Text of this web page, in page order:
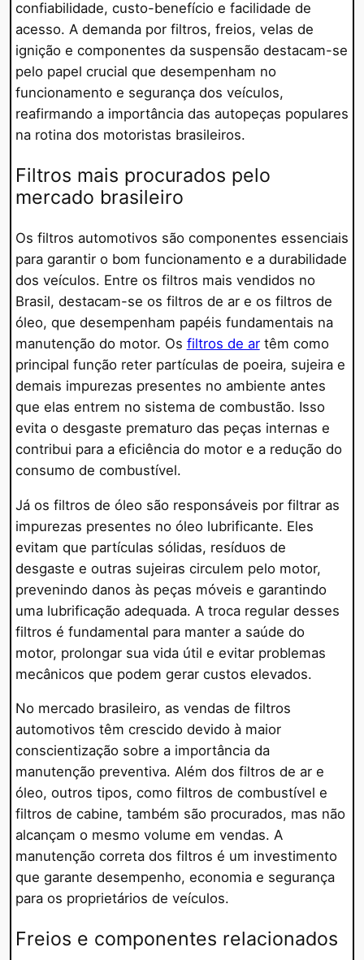
confiabilidade, custo-benefício e facilidade de
acesso. A demanda por filtros, freios, velas de
ignição e componentes da suspensão destacam-se
pelo papel crucial que desempenham no
funcionamento e segurança dos veículos,
reafirmando a importância das autopeças populares
na rotina dos motoristas brasileiros.
Filtros mais procurados pelo
mercado brasileiro
Os filtros automotivos são componentes essenciais
para garantir o bom funcionamento e a durabilidade
dos veículos. Entre os filtros mais vendidos no
Brasil, destacam-se os filtros de ar e os filtros de
óleo, que desempenham papéis fundamentais na
manutenção do motor. Os filtros de artêm como
principal função reter partículas de poeira, sujeira e
demais impurezas presentes no ambiente antes
que elas entrem no sistema de combustão. Isso
evita o desgaste prematuro das peças internas e
contribui para a eficiência do motor e a redução do
consumo de combustível.
Já os filtros de óleo são responsáveis por filtrar as
impurezas presentes no óleo lubrificante. Eles
evitam que partículas sólidas, resíduos de
desgaste e outras sujeiras circulem pelo motor,
prevenindo danos às peças móveis e garantindo
uma lubrificação adequada. A troca regular desses
filtros é fundamental para manter a saúde do
motor, prolongar sua vida útil e evitar problemas
mecânicos que podem gerar custos elevados.
No mercado brasileiro, as vendas de filtros
automotivos têm crescido devido à maior
conscientização sobre a importância da
manutenção preventiva. Além dos filtros de ar e
óleo, outros tipos, como filtros de combustível e
filtros de cabine, também são procurados, mas não
alcançam o mesmo volume em vendas. A
manutenção correta dos filtros é um investimento
que garante desempenho, economia e segurança
para os proprietários de veículos.
Freios e componentes relacionados